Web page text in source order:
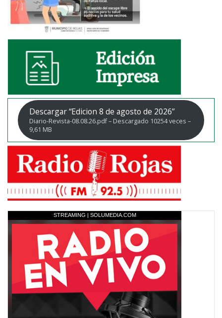
Descargar “Edicion 8 de agosto de 2026”
Diario-Revista-08.08.26.pdf – Descargado 10254 veces –
9,61 MB